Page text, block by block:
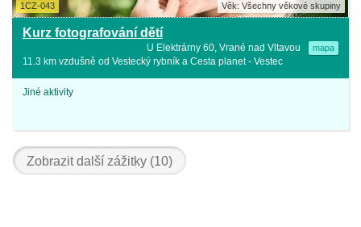
1CZ-043 Věk: Všechny věkové skupiny
Kurz fotografování dětí
U Elektrárny 60, Vrané nad Vltavou mapa
11.3 km vzdušně od Vestecký rybník a Cesta planet - Vestec
Jiné aktivity
Zobrazit další zážitky (10)